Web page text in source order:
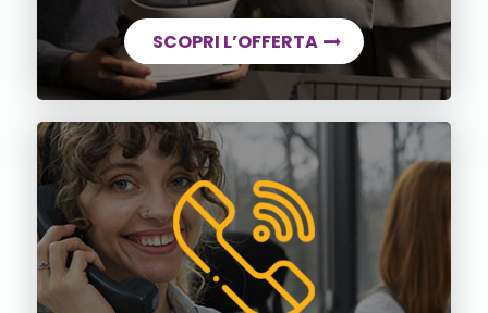
SCOPRI L’OFFERTA